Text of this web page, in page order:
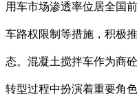
用车市场渗透率位居全国
车路权限制等措施，积极
态。混凝土搅拌车作为商
转型过程中扮演着重要角